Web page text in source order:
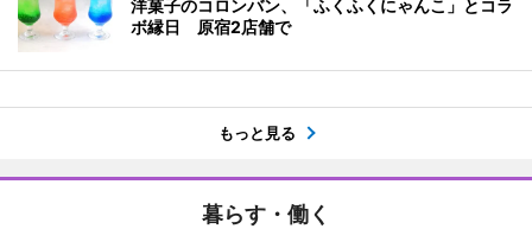
洋菓子のコロンバン、「ふくふくにゃんこ」とコラ
ボ縁日 原宿2店舗で
もっと見る
暮らす・働く